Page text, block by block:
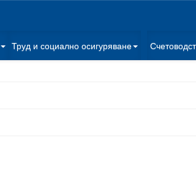
Труд и социално осигуряване